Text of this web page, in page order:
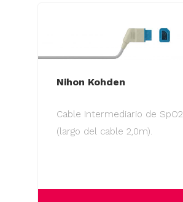
Nihon Kohden
Cable Intermediario de SpO2
(largo del cable 2,0m).